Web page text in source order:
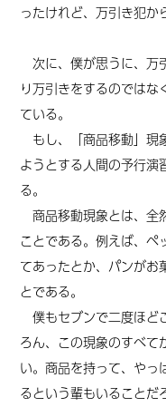
ったけれど、万引き犯か
次に、僕が思うに、万
り万引きをするのでは
ている。
もし、「商品移動」現
ようとする人間の予行演
る。
商品移動現象とは、全
ことである。例えば、
てあったとか、パンがお
とである。
僕もセブンで二度ほど
ろん、この現象のすべて
い。商品を持って、やっ
るという輩もいることだ